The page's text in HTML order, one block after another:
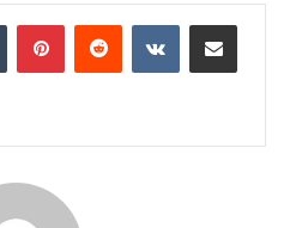
Tumblr PinterestReddit VKontakteShare via Email